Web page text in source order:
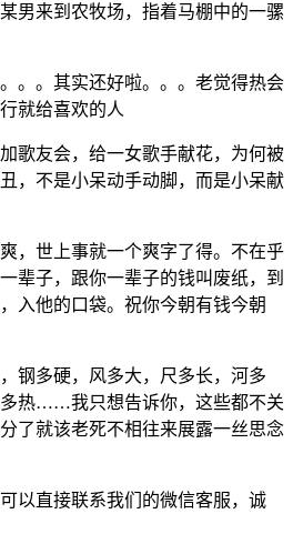
男来到农牧场，指着马棚中的一骡
。。其实还好啦。。。老觉得热会
就给喜欢的人
歌友会，给一女歌手献花，为何被
，不是小呆动手动脚，而是小呆献
，世上事就一个爽字了得。不在乎
辈子，跟你一辈子的钱叫废纸，到
入他的口袋。祝你今朝有钱今朝
钢多硬，风多大，尺多长，河多
热……我只想告诉你，这些都不关
了就该老死不相往来展露一丝思念
以直接联系我们的微信客服，诚